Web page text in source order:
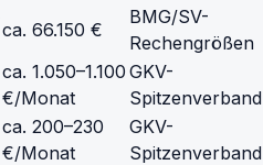
ca. 66.150 €
BMG/SV-
Rechengrößen
ca. 1.050–1.100
€/Monat
GKV-
Spitzenverband
ca. 200–230
€/Monat
GKV-
Spitzenverband